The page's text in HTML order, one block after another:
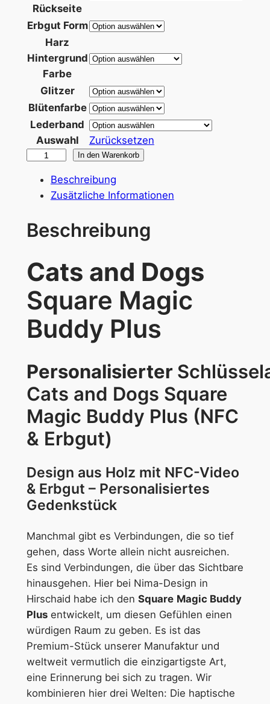
€
b
s
3
9
,
5
Rückseite
Erbgut Form
Harz
Hintergrund
Farbe
Glitzer
Blütenfarbe
Lederband
Auswahl
Zurücksetzen
n
D
o
g
s
S
a
r
e
M
a
i
c
B
d
d
y
P
l
u
s
M
e
n
g
In den Warenkorb
Beschreibung
Zusätzliche Informationen
Beschreibung
Cats and Dogs
Square Magic
Buddy Plus
Personalisierter
Cats and Dogs Square
Magic Buddy Plus (NFC
& Erbgut)
Design aus Holz mit NFC-Video
& Erbgut – Personalisiertes
Gedenkstück
Manchmal gibt es Verbindungen, die so tief
gehen, dass Worte allein nicht ausreichen.
Es sind Verbindungen, die über das Sichtbare
hinausgehen. Hier bei Nima-Design in
Hirschaid habe ich den Square Magic Buddy
Plusentwickelt, um diesen Gefühlen einen
würdigen Raum zu geben. Es ist das
Premium-Stück unserer Manufaktur und
weltweit vermutlich die einzigartigste Art,
eine Erinnerung bei sich zu tragen. Wir
kombinieren hier drei Welten: Die haptische